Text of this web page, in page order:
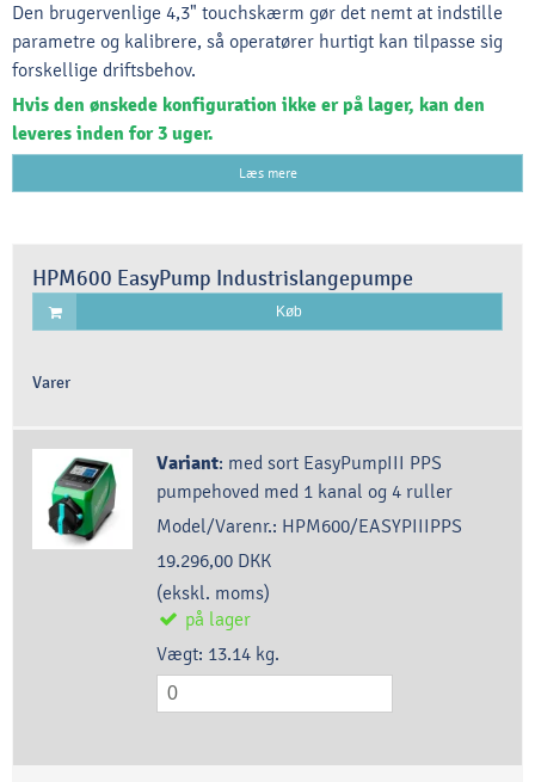
Den brugervenlige 4,3" touchskærm gør det nemt at indstille
parametre og kalibrere, så operatører hurtigt kan tilpasse sig
forskellige driftsbehov.
Hvis den ønskede konfiguration ikke er på lager, kan den
leveres inden for 3 uger.
Læs mere
HPM600 EasyPump Industrislangepumpe
Køb
Varer
Variant: med sort EasyPumpIII PPS
pumpehoved med 1 kanal og 4 ruller
Model/Varenr.: HPM600/EASYPIIIPPS
19.296,00 DKK
(ekskl. moms)
på lager
Vægt: 13.14 kg.